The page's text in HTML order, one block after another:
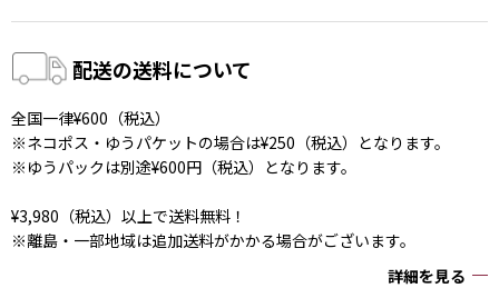
配送の送料について
全国一律¥600（税込）
※ネコポス・ゆうパケットの場合は¥250（税込）となります。
※ゆうパックは別途¥600円（税込）となります。
¥3,980（税込）以上で送料無料！
※離島・一部地域は追加送料がかかる場合がございます。
詳細を見る